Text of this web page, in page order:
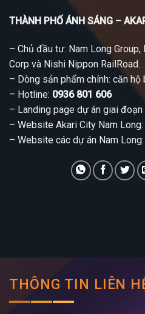
THÀNH PHỐ ÁNH SÁNG –
– Chủ đầu tư: Nam Long
Corp và Nishi Nippon RailRoad.
– Dòng sản phẩm chính: căn
– Hotline: 0936 801 606
– Landing page dự án giai đoạn
– Website Akari City Nam Long:
– Website các dự án Nam Long:
THÔNG TIN LIÊN